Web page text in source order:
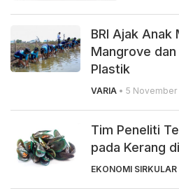
BRI Ajak Anak
Mangrove
Plastik
VARIA • 5 November
Tim Peneliti
pada Kerang
EKONOMI SIRKULAR